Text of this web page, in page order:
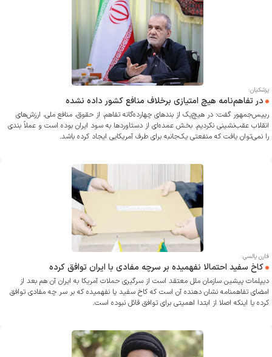
پزشکیان:
در تفاهم‌نامه هیچ امتیازی برخلاف منافع کشور داده نشده
رییس‌جمهور گفت: در هیچ‌یک از بندهای چهارده‌گانه تفاهم، از حقوق، منافع ملی، ارزش‌های
انقلاب عقب‌نشینی نکردیم. بخش عمده‌ای از دستاوردها به سود ایران بوده است و عملاً بندی
را نمی‌توان یافت که منفعتی یک‌جانبه برای طرف آمریکایی ایجاد کرده باشد.
فارن پالسی:
کاخ سفید احتمالا نفهمیده بر سرچه مفادی با ایران توافق کرده
دیپلمات پیشین سازمان ملل معتقد است از سرگیری حملات آمریکا به ایران آن هم بعد از
امضای تفاهمنامه نشان دهنده آن است که کاخ سفید یا نفهمیده که بر سر چه مفادی توافق
کرده یا اینکه اصلا از ابتدا اهمیتی برای توافق قائل نبوده است.